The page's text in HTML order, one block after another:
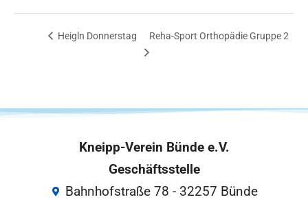
Heigln Donnerstag Reha-Sport Orthopädie Gruppe 2
Kneipp-Verein Bünde e.V.
Geschäftsstelle
Bahnhofstraße 78 - 32257 Bünde